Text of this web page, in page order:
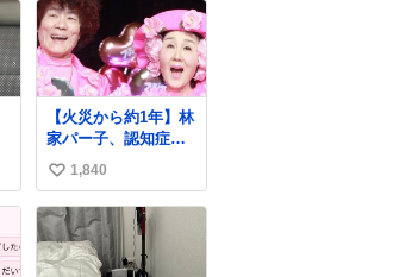
【火災から約1年】林
家パー子、認知症が
進行 難聴で夫・ペー
と「筆談」
news.livedoor.com/
article/detail… パー
子は以前からの難聴
も悪化。大声での会
い
い
ね
数
1,840